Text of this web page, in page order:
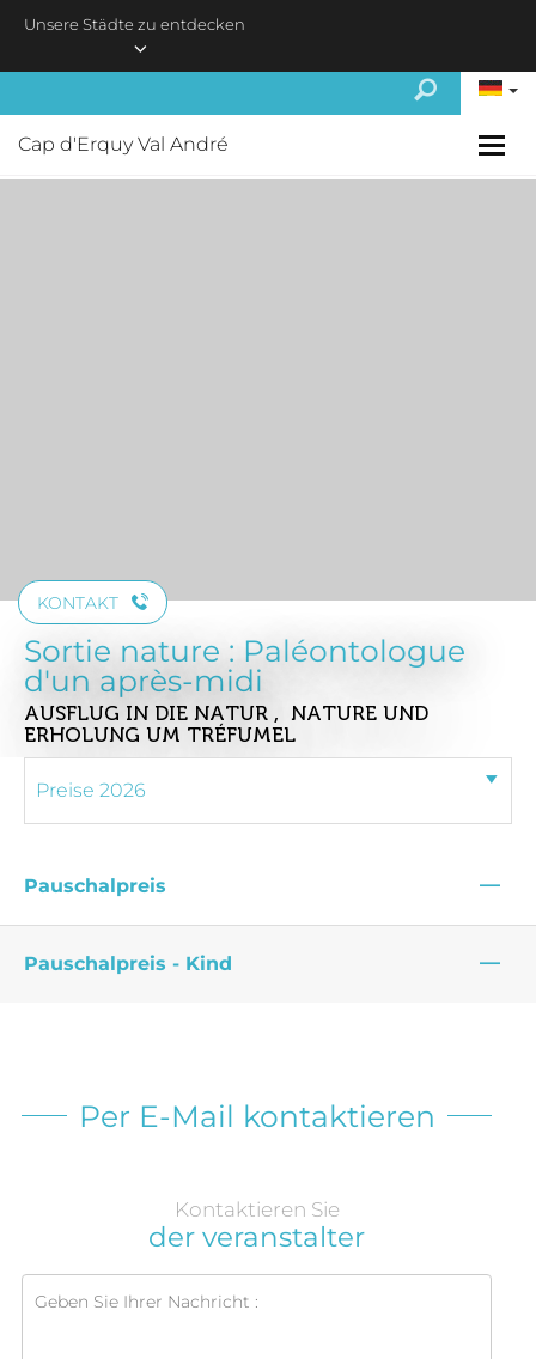
Unsere Städte zu entdecken
Cap d'Erquy Val André
KONTAKT
Sortie nature : Paléontologue
d'un après-midi
AUSFLUG IN DIE NATUR , NATURE UND
ERHOLUNG UM TRÉFUMEL
Pauschalpreis —
Pauschalpreis - Kind —
Per E-Mail kontaktieren
Kontaktieren Sie
der veranstalter